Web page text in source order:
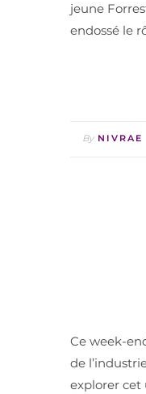
jeune
endossé le
By NIVRAE
Ce week-
de
explorer cet